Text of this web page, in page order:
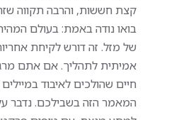
קצת חששות, והרבה תקווה שזה
בואו נודה באמת: בעולם
של מזל. זה דורש לקיחת
אמיתית לתהליך. אם אתם
חיים שהולכים לאיבוד
המאמר הזה בשבילכם. נדבר